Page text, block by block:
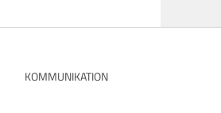
KOMMUNIKATION